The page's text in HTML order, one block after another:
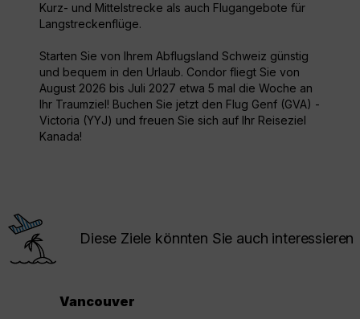
Kurz- und Mittelstrecke als auch Flugangebote für
Langstreckenflüge.
Starten Sie von Ihrem Abflugsland Schweiz günstig
und bequem in den Urlaub. Condor fliegt Sie von
August 2026 bis Juli 2027 etwa 5 mal die Woche an
Ihr Traumziel! Buchen Sie jetzt den Flug Genf (GVA) -
Victoria (YYJ) und freuen Sie sich auf Ihr Reiseziel
Kanada!
Diese Ziele könnten Sie auch interessieren
Vancouver